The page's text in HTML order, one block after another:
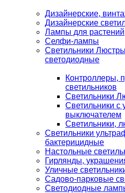
Дизайнерские,
Дизайнерские
Лампы для растений
Селфи-лампы
Светильники
светодиодные
Контроллеры,
светильников
Светильники
Светильники с
выключателем
Светильники,
Светильники
бактерицидные
Настольные
Гирлянды,
Уличные
Садово-парковые
Светодиодные